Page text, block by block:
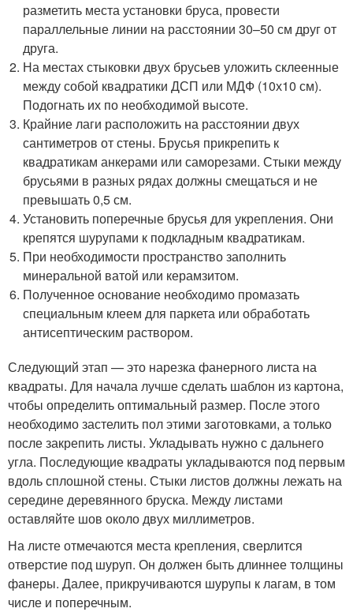
разметить места установки бруса, провести
параллельные линии на расстоянии 30–50 см друг от
друга.
На местах стыковки двух брусьев уложить склеенные
между собой квадратики ДСП или МДФ (10х10 см).
Подогнать их по необходимой высоте.
Крайние лаги расположить на расстоянии двух
сантиметров от стены. Брусья прикрепить к
квадратикам анкерами или саморезами. Стыки между
брусьями в разных рядах должны смещаться и не
превышать 0,5 см.
Установить поперечные брусья для укрепления. Они
крепятся шурупами к подкладным квадратикам.
При необходимости пространство заполнить
минеральной ватой или керамзитом.
Полученное основание необходимо промазать
специальным клеем для паркета или обработать
антисептическим раствором.
Следующий этап — это нарезка фанерного листа на
квадраты. Для начала лучше сделать шаблон из картона,
чтобы определить оптимальный размер. После этого
необходимо застелить пол этими заготовками, а только
после закрепить листы. Укладывать нужно с дальнего
угла. Последующие квадраты укладываются под первым
вдоль сплошной стены. Стыки листов должны лежать на
середине деревянного бруска. Между листами
оставляйте шов около двух миллиметров.
На листе отмечаются места крепления, сверлится
отверстие под шуруп. Он должен быть длиннее толщины
фанеры. Далее, прикручиваются шурупы к лагам, в том
числе и поперечным.